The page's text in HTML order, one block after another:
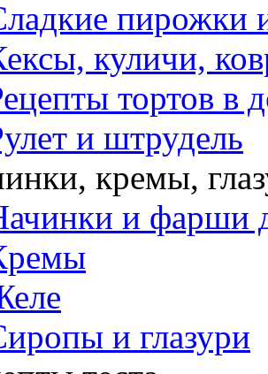
пирожки
куличи,
тортов в
и штрудель
кремы,
и фарши
и глазури